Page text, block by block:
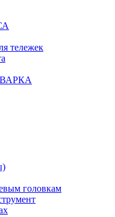
тележек
головкам